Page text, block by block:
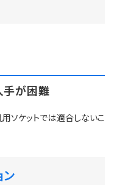
手が困難
ソケットでは適合しないこ
ン